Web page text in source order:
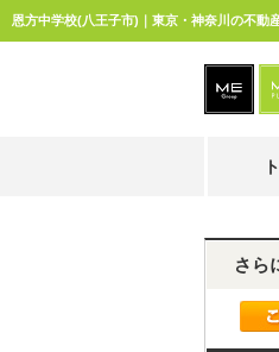
恩方中学校(八王子市)｜東京・神奈川の不動
さら